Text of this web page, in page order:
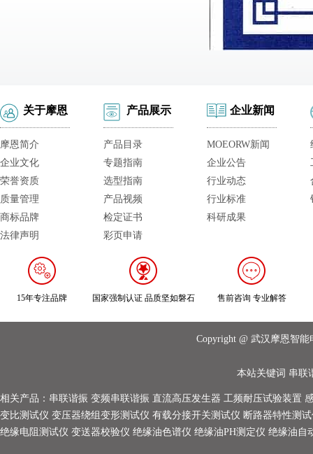
关于摩恩
摩恩简介
企业文化
荣誉资质
质量管理
商标品牌
法律声明
产品展示
产品目录
专题指南
选型指南
产品视频
检定证书
彩页申请
企业新闻
MOEORW新闻
企业公告
行业动态
行业标准
科研成果
15年专注品牌 国家强制认证 品质坚如磐石 售前咨询 专业解答
Copyright @ 武汉摩恩智
本站关键词 串联
相关产品： 串联谐振 变频串联谐振 直流高压发生器 工频耐压试验装置
变比测试仪 变压器绕组变形测试仪 有载分接开关测试仪 断路器特性测
绝缘电阻测试仪 变送器校验仪 绝缘油色谱仪 绝缘油PH测定仪 绝缘油自